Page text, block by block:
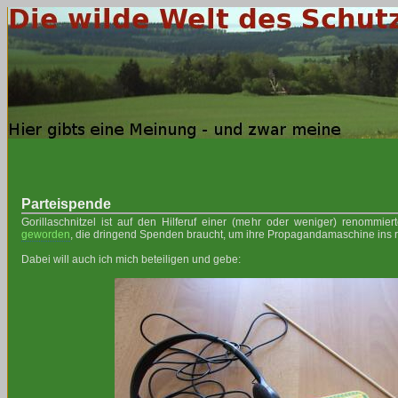
Parteispende
Gorillaschnitzel ist auf den Hilferuf einer (mehr oder weniger)
geworden, die dringend Spenden braucht, um ihre Propagandamaschine ins
Dabei will auch ich mich beteiligen und gebe: